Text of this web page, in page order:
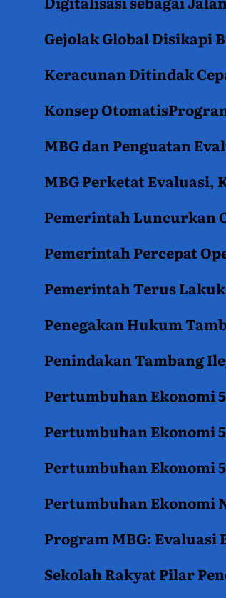
Gejolak Global Disikapi
Keracunan Ditindak
Konsep
MBG dan Penguatan
MBG Perketat Evaluasi,
Pemerintah Luncurkan
Pemerintah Percepat
Pemerintah Terus
Penegakan Hukum
Penindakan Tambang
Pertumbuhan Ekonomi
Pertumbuhan Ekonomi
Pertumbuhan Ekonomi
Pertumbuhan Ekonomi
Program MBG:
Sekolah Rakyat Pilar